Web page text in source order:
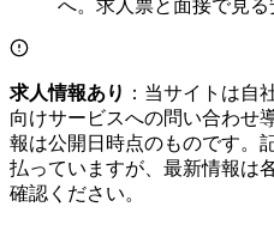
求人情報あり ：当サイトは自
向けサービスへの問い合わせ
報は公開日時点のものです。
払っていますが、最新情報は
確認ください。